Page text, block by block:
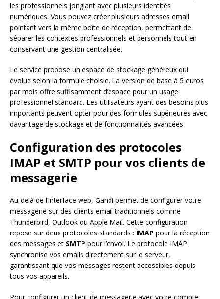
les professionnels jonglant avec plusieurs identités
numériques. Vous pouvez créer plusieurs adresses email
pointant vers la même boîte de réception, permettant de
séparer les contextes professionnels et personnels tout en
conservant une gestion centralisée.
Le service propose un espace de stockage généreux qui
évolue selon la formule choisie. La version de base à 5 euros
par mois offre suffisamment d’espace pour un usage
professionnel standard. Les utilisateurs ayant des besoins plus
importants peuvent opter pour des formules supérieures avec
davantage de stockage et de fonctionnalités avancées.
Configuration des protocoles
IMAP et SMTP pour vos clients de
messagerie
Au-delà de l’interface web, Gandi permet de configurer votre
messagerie sur des clients email traditionnels comme
Thunderbird, Outlook ou Apple Mail. Cette configuration
repose sur deux protocoles standards : IMAP pour la réception
des messages et SMTP pour l’envoi. Le protocole IMAP
synchronise vos emails directement sur le serveur,
garantissant que vos messages restent accessibles depuis
tous vos appareils.
Pour configurer un client de messagerie avec votre compte